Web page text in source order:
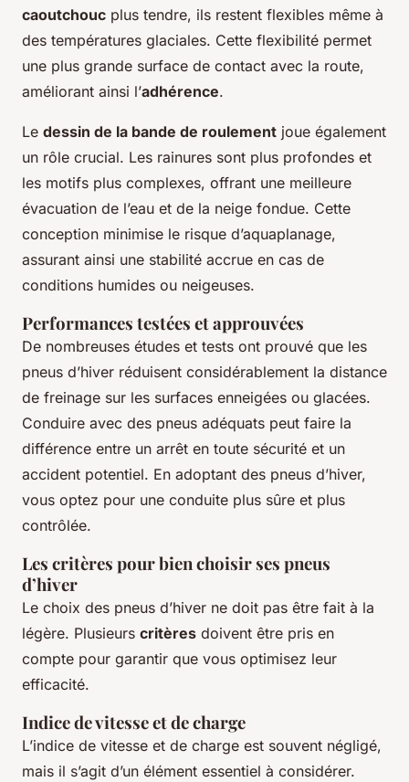
caoutchouc plus tendre, ils restent flexibles même à
des températures glaciales. Cette flexibilité permet
une plus grande surface de contact avec la route,
améliorant ainsi l’adhérence.
Le dessin de la bande de roulement joue également
un rôle crucial. Les rainures sont plus profondes et
les motifs plus complexes, offrant une meilleure
évacuation de l’eau et de la neige fondue. Cette
conception minimise le risque d’aquaplanage,
assurant ainsi une stabilité accrue en cas de
conditions humides ou neigeuses.
Performances testées et approuvées
De nombreuses études et tests ont prouvé que les
pneus d’hiver réduisent considérablement la distance
de freinage sur les surfaces enneigées ou glacées.
Conduire avec des pneus adéquats peut faire la
différence entre un arrêt en toute sécurité et un
accident potentiel. En adoptant des pneus d’hiver,
vous optez pour une conduite plus sûre et plus
contrôlée.
Les critères pour bien choisir ses pneus
d’hiver
Le choix des pneus d’hiver ne doit pas être fait à la
légère. Plusieurs critères doivent être pris en
compte pour garantir que vous optimisez leur
efficacité.
Indice de vitesse et de charge
L’indice de vitesse et de charge est souvent négligé,
mais il s’agit d’un élément essentiel à considérer.